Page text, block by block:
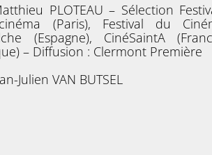
PLOTEAU – Sélection
(Paris), Festival du
(Espagne), CinéSaintA
– Diffusion : Clermont Première
Julien VAN BUTSEL